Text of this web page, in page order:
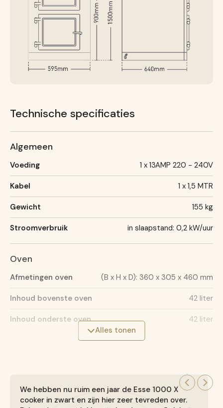
Technische specificaties
Algemeen
Voeding 1 x 13AMP 220 - 240V
Kabel 1 x 1,5 MTR
Gewicht 155 kg
Stroomverbruik in slaapstand: 0,2 kW/uur
Oven
Afmetingen oven (B x H x D): 360 x 305 x 460 mm
Inhoud bovenste oven 42 liter
Inhoud onderste oven 42 liter
Onderoven van 26°C naar 175°C: 15 minuten
Alles tonen
We hebben nu ruim een jaar de Esse 1000 X
cooker in zwart en zijn hier zeer tevreden over.